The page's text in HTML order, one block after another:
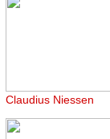
Claudius Niessen